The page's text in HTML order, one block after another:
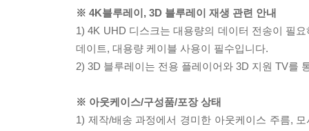
※ 4K블루레이, 3D 블루레이 재생 관련 안내
1) 4K UHD 디스크는 대용량의 데이터 전송이 필
데이트, 대용량 케이블 사용이 필수입니다.
2) 3D 블루레이는 전용 플레이어와 3D 지원 TV를
※ 아웃케이스/구성품/포장 상태
1) 제작/배송 과정에서 경미한 아웃케이스 주름,